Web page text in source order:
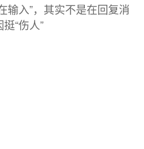
输入”，其实不是在回复消
“伤人”